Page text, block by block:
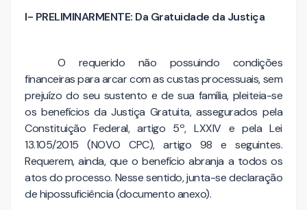
I- PRELIMINARMENTE: Da Gratuidade da Justiça
O requerido não possuindo condições
financeiras para arcar com as custas processuais, sem
prejuízo do seu sustento e de sua família, pleiteia-se
os benefícios da Justiça Gratuita, assegurados pela
Constituição Federal, artigo 5º, LXXIV e pela Lei
13.105/2015 (NOVO CPC), artigo 98 e seguintes.
Requerem, ainda, que o benefício abranja a todos os
atos do processo. Nesse sentido, junta-se declaração
de hipossuficiência (documento anexo).